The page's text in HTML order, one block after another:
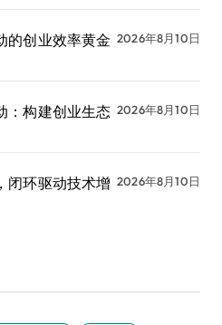
的创业效率黄金 2026年8月10日
：构建创业生态 2026年8月10日
闭环驱动技术增 2026年8月10日